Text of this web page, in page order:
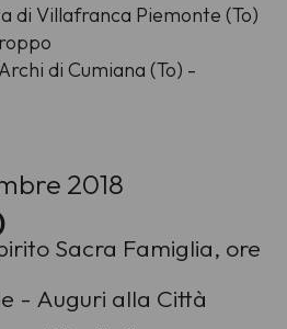
di Villafranca Piemonte (To)
di Cumiana (To) -
2018
Sacra Famiglia, ore
- Auguri alla Città